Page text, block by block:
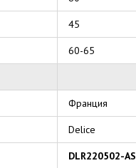
45
60-65
Франция
Delice
DLR220502-AS